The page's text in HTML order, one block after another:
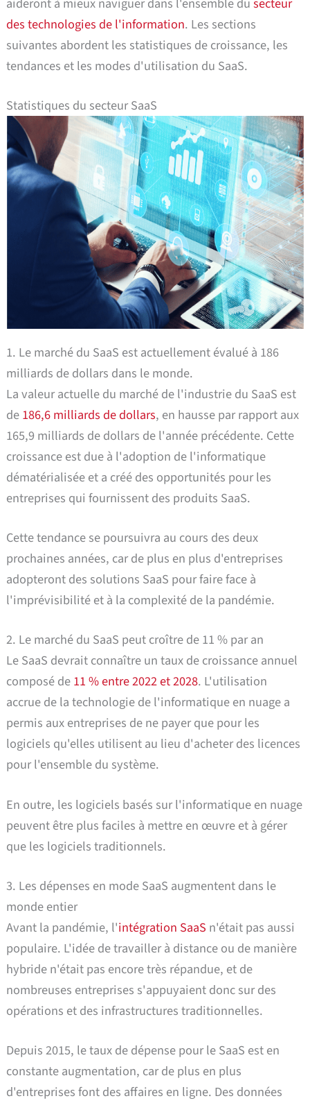
des technologies de l'information. Les sections
suivantes abordent les statistiques de croissance, les
tendances et les modes d'utilisation du SaaS.
Statistiques du secteur SaaS
1. Le marché du SaaS est actuellement évalué à 186
milliards de dollars dans le monde.
La valeur actuelle du marché de l'industrie du SaaS est
de186,6 milliards de dollars, en hausse par rapport aux
165,9 milliards de dollars de l'année précédente. Cette
croissance est due à l'adoption de l'informatique
dématérialisée et a créé des opportunités pour les
entreprises qui fournissent des produits SaaS.
Cette tendance se poursuivra au cours des deux
prochaines années, car de plus en plus d'entreprises
adopteront des solutions SaaS pour faire face à
l'imprévisibilité et à la complexité de la pandémie.
2. Le marché du SaaS peut croître de 11 % par an
Le SaaS devrait connaître un taux de croissance annuel
composé de11 % entre 2022 et 2028. L'utilisation
accrue de la technologie de l'informatique en nuage a
permis aux entreprises de ne payer que pour les
logiciels qu'elles utilisent au lieu d'acheter des licences
pour l'ensemble du système.
En outre, les logiciels basés sur l'informatique en nuage
peuvent être plus faciles à mettre en œuvre et à gérer
que les logiciels traditionnels.
3. Les dépenses en mode SaaS augmentent dans le
monde entier
Avant la pandémie, l'intégration SaaS n'était pas aussi
populaire. L'idée de travailler à distance ou de manière
hybride n'était pas encore très répandue, et de
nombreuses entreprises s'appuyaient donc sur des
opérations et des infrastructures traditionnelles.
Depuis 2015, le taux de dépense pour le SaaS est en
constante augmentation, car de plus en plus
d'entreprises font des affaires en ligne. Des données